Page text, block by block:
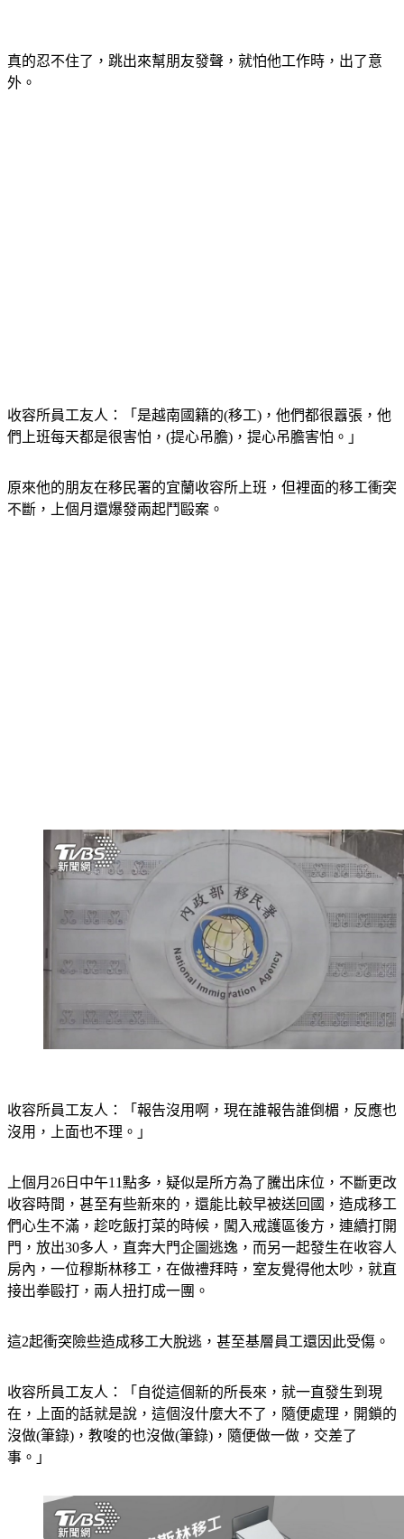
真的忍不住了，跳出來幫朋友發聲，就怕他工作時，出了意
外。
收容所員工友人：「是越南國籍的(移工)，他們都很囂張，他
們上班每天都是很害怕，(提心吊膽)，提心吊膽害怕。」
原來他的朋友在移民署的宜蘭收容所上班，但裡面的移工衝突
不斷，上個月還爆發兩起鬥毆案。
收容所員工友人：「報告沒用啊，現在誰報告誰倒楣，反應也
沒用，上面也不理。」
上個月26日中午11點多，疑似是所方為了騰出床位，不斷更改
收容時間，甚至有些新來的，還能比較早被送回國，造成移工
們心生不滿，趁吃飯打菜的時候，闖入戒護區後方，連續打開
門，放出30多人，直奔大門企圖逃逸，而另一起發生在收容人
房內，一位穆斯林移工，在做禮拜時，室友覺得他太吵，就直
接出拳毆打，兩人扭打成一團。
這2起衝突險些造成移工大脫逃，甚至基層員工還因此受傷。
收容所員工友人：「自從這個新的所長來，就一直發生到現
在，上面的話就是說，這個沒什麼大不了，隨便處理，開鎖的
沒做(筆錄)，教唆的也沒做(筆錄)，隨便做一做，交差了
事。」